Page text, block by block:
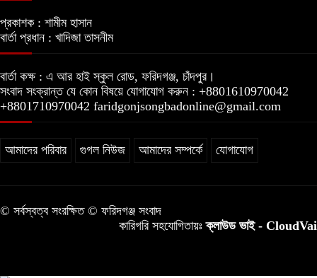
প্রকাশক : শামীম হাসান
বার্তা প্রধান : খাদিজা তাসনীম
বার্তা কক্ষ : এ আর হাই স্কুল রোড, ফরিদগঞ্জ, চাঁদপুর।
সংবাদ সংক্রান্ত যে কোন বিষয়ে যোগাযোগ করুন : +8801610970042
+8801710970042 faridgonjsongbadonline@gmail.com
আমাদের পরিবার গুগল নিউজ আমাদের সম্পর্কে যোগাযোগ
© সর্বস্বত্ব সংরক্ষিত © ফরিদগঞ্জ সংবাদ
কারিগরি সহযোগিতায়ঃক্লাউড ভাই - CloudVai